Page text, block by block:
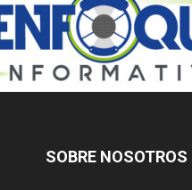
SOBRE NOSOTROS